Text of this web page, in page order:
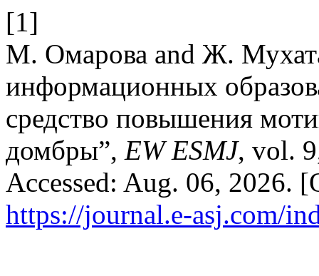
[1]
М. Омарова and Ж.
информационных
средство повышения
домбры”, EW ESMJ, vol.
Accessed: Aug. 06, 2026.
https://journal.e-asj.com/